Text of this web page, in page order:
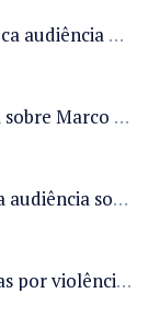
Comissão da Câmara convoca audiência para discutir misoginia nas escolas e universidades após divulgação de listas misóginas
Câmara promove audiência sobre Marco de Fomento à Economia Digital e impactos da inteligência artificial
Comissão da Câmara realiza audiência sobre apostas online para medir o tamanho do mercado ilegal
Lei 15.487/26 aumenta penas por violência sexual digital contra crianças e adolescentes e autoriza ronda virtual para investigação